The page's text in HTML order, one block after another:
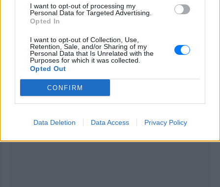
I want to opt-out of processing my
Personal Data for Targeted Advertising.
Opted In
I want to opt-out of Collection, Use,
Retention, Sale, and/or Sharing of my
Personal Data that Is Unrelated with the
Purposes for which it was collected.
Opted Out
CONFIRM
Data Deletion Data Access Privacy Policy
νεαρούς μουσουλμάνους για λογαριασμό του
Ισλαμικού κράτους.